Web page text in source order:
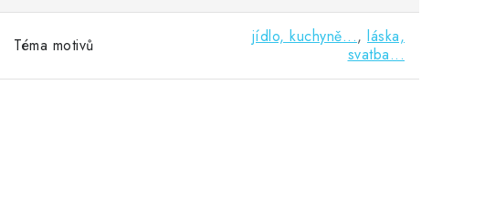
Téma motivů jídlo, kuchyně..., láska,
svatba...